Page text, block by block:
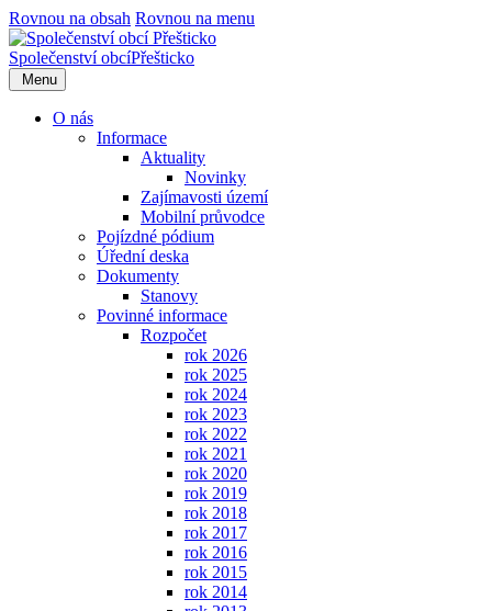
Rovnou na obsah Rovnou na menu
Společenství obcíPřešticko
Menu
O nás
Informace
Aktuality
Novinky
Zajímavosti území
Mobilní průvodce
Pojízdné pódium
Úřední deska
Dokumenty
Stanovy
Povinné informace
Rozpočet
rok 2026
rok 2025
rok 2024
rok 2023
rok 2022
rok 2021
rok 2020
rok 2019
rok 2018
rok 2017
rok 2016
rok 2015
rok 2014